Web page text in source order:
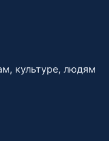
культуре, людям